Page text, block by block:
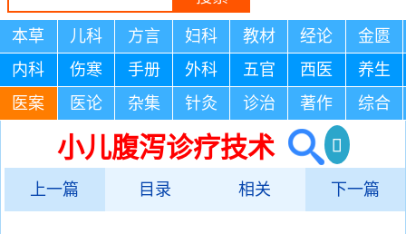
本草 儿科 方言 妇科 教材 经论
金匮
内科
伤寒 手册 外科 五官 西医
养生
医案
医论 杂集 针灸 诊治 著作 综合
小儿腹泻诊疗技术
上一篇 目录 相关 下一篇